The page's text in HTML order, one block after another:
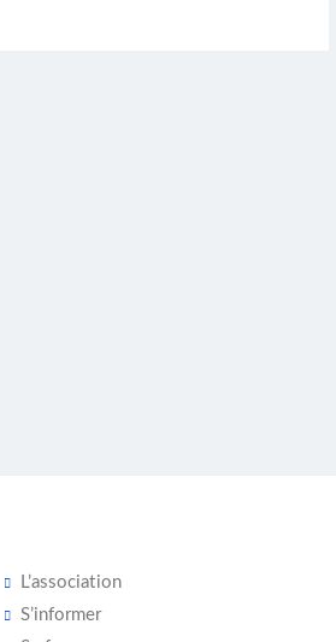
L’association
S’informer